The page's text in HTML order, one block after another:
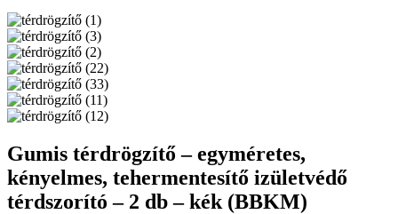
Gumis térdrögzítő – egyméretes,
kényelmes, tehermentesítő izületvédő
térdszorító – 2 db – kék (BBKM)